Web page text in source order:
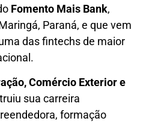
Fomento Mais Bank,
Paraná, e que vem
das fintechs de maior
Comércio Exterior e
sua carreira
formação